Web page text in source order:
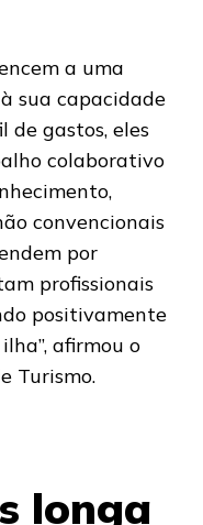
a uma
sua capacidade
de gastos, eles
colaborativo
convencionais
por
profissionais
positivamente
afirmou o
Turismo.
longa